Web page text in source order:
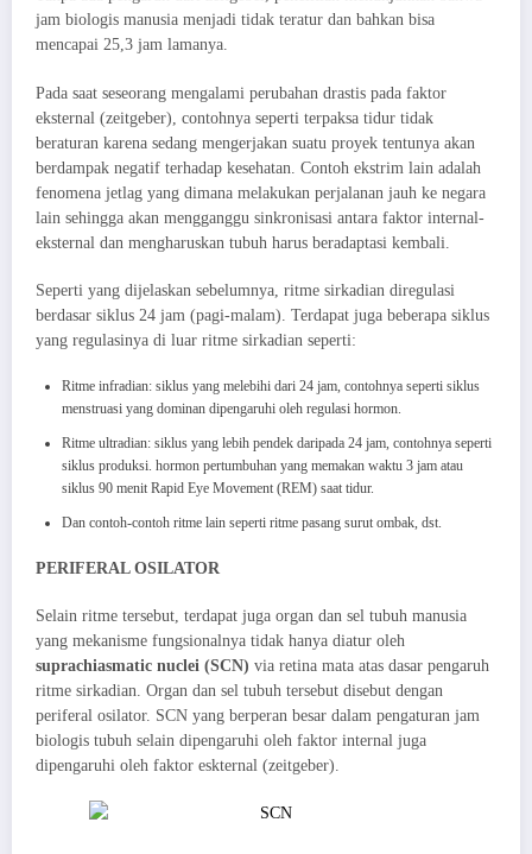
jam biologis manusia menjadi tidak teratur dan bahkan bisa
mencapai 25,3 jam lamanya.
Pada saat seseorang mengalami perubahan drastis pada faktor
eksternal (zeitgeber), contohnya seperti terpaksa tidur tidak
beraturan karena sedang mengerjakan suatu proyek tentunya akan
berdampak negatif terhadap kesehatan. Contoh ekstrim lain adalah
fenomena jetlag yang dimana melakukan perjalanan jauh ke negara
lain sehingga akan mengganggu sinkronisasi antara faktor internal-
eksternal dan mengharuskan tubuh harus beradaptasi kembali.
Seperti yang dijelaskan sebelumnya, ritme sirkadian diregulasi
berdasar siklus 24 jam (pagi-malam). Terdapat juga beberapa siklus
yang regulasinya di luar ritme sirkadian seperti:
Ritme infradian: siklus yang melebihi dari 24 jam, contohnya seperti siklus
menstruasi yang dominan dipengaruhi oleh regulasi hormon.
Ritme ultradian: siklus yang lebih pendek daripada 24 jam, contohnya seperti
siklus produksi. hormon pertumbuhan yang memakan waktu 3 jam atau
siklus 90 menit Rapid Eye Movement (REM) saat tidur.
Dan contoh-contoh ritme lain seperti ritme pasang surut ombak, dst.
PERIFERAL OSILATOR
Selain ritme tersebut, terdapat juga organ dan sel tubuh manusia
yang mekanisme fungsionalnya tidak hanya diatur oleh
suprachiasmatic nuclei (SCN) via retina mata atas dasar pengaruh
ritme sirkadian. Organ dan sel tubuh tersebut disebut dengan
periferal osilator. SCN yang berperan besar dalam pengaturan jam
biologis tubuh selain dipengaruhi oleh faktor internal juga
dipengaruhi oleh faktor eskternal (zeitgeber).